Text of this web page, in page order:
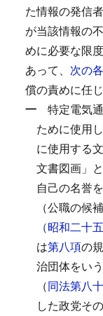
た情報の発信
が当該情報の
めに必要な限
あって、 次の
償の責めに任じ
一 特定電気
ために使用
に使用する
文書図画」
自己の名誉
（公職の候
（昭和二十
は第八項の
治団体をい
（同法第八
した政党そ